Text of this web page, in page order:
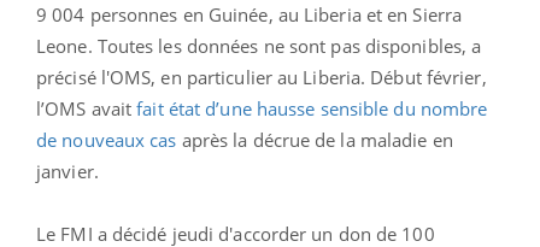
9 004 personnes en Guinée, au Liberia et en Sierra
Leone. Toutes les données ne sont pas disponibles, a
précisé l'OMS, en particulier au Liberia. Début février,
l’OMS avaitfait état d’une hausse sensible du nombre
de nouveaux cas après la décrue de la maladie en
janvier.
Le FMI a décidé jeudi d'accorder un don de 100